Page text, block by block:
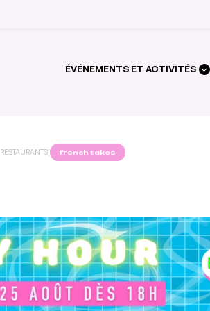
ÉVÉNEMENTS ET ACTIVITÉS
RESTAURANTS| french takos